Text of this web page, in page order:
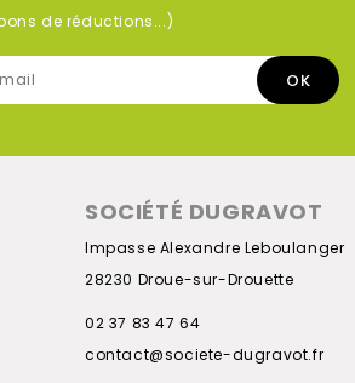
de réductions...)
SOCIÉTÉ DUGRAVOT
Impasse Alexandre Leboulanger
28230 Droue-sur-Drouette
02 37 83 47 64
contact@societe-dugravot.fr